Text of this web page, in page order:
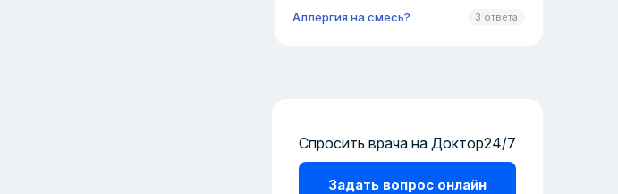
Аллергия на смесь? 3 ответа
Спросить врача на Доктор24/7
Задать вопрос онлайн